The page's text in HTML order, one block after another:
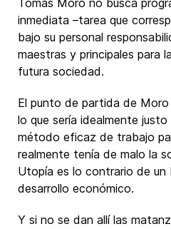
Tomás Moro no busca
inmediata –tarea que
bajo su personal
maestras y principales para
futura sociedad.
El punto de partida de
lo que sería idealmente
método eficaz de trabajo
realmente tenía de malo la
Utopía es lo contrario de un
desarrollo económico.
Y si no se dan allí las